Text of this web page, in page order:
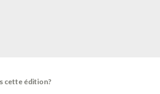
cette édition?